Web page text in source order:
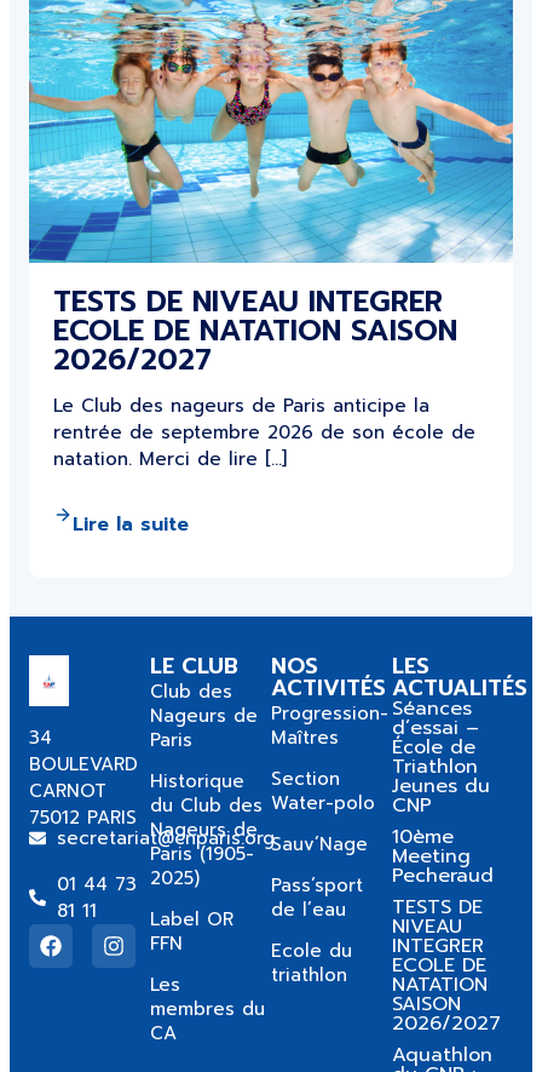
TESTS DE NIVEAU INTEGRER
ECOLE DE NATATION SAISON
2026/2027
Le Club des nageurs de Paris anticipe la
rentrée de septembre 2026 de son école de
natation. Merci de lire […]
Lire la suite
34
BOULEVARD
CARNOT
75012 PARIS
secretariat@cnparis.org
01 44 73
81 11
LE CLUB
Club des
Nageurs de
Paris
Historique
du Club des
Nageurs de
Paris (1905-
2025)
Label OR
FFN
Les
membres du
CA
NOS
ACTIVITÉS
Progression-
Maîtres
Section
Water-polo
Sauv’Nage
Pass’sport
de l’eau
Ecole du
triathlon
LES
ACTUALITÉS
Séances
d’essai –
École de
Triathlon
Jeunes du
CNP
10ème
Meeting
Pecheraud
TESTS DE
NIVEAU
INTEGRER
ECOLE DE
NATATION
SAISON
2026/2027
Aquathlon